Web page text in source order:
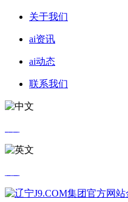
关于我们
ai资讯
ai动态
联系我们